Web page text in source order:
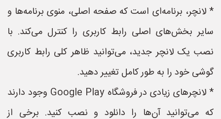
* لانچر، برنامه‌ای است که صفحه اصلی، منوی برنامه‌ها و
سایر بخش‌های اصلی رابط کاربری را کنترل می‌کند. با
نصب یک لانچر جدید، می‌توانید ظاهر کلی رابط کاربری
گوشی خود را به طور کامل تغییر دهید.
* لانچرهای زیادی در فروشگاه Google Play وجود دارند
که می‌توانید آن‌ها را دانلود و نصب کنید. برخی از